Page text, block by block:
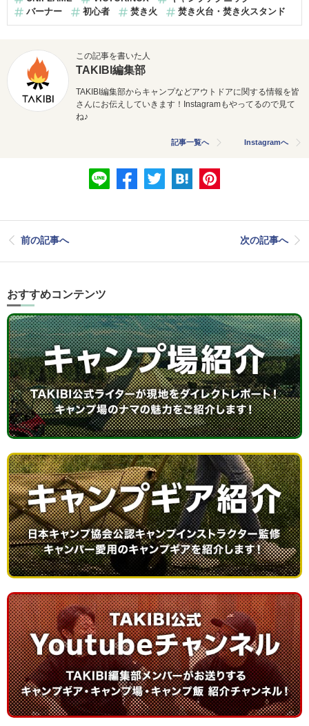
バーナー
初心者 焚き火 焚き火台・焚き火スタンド
この記事を書いた人
TAKIBI編集部
TAKIBI編集部からキャンプなどアウトドアに関する情報を皆
さんにお伝えしていきます！Instagramもやってるので見て
ね♪
記事一覧へ Instagramへ
前の記事へ 次の記事へ
おすすめコンテンツ